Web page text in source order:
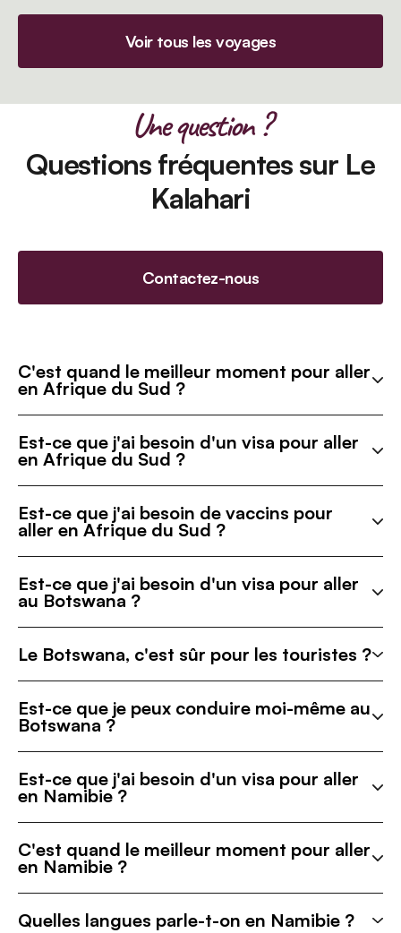
Voir tous les voyages
Une question ?
Questions fréquentes sur Le
Kalahari
Contactez-nous
C'est quand le meilleur moment pour aller
en Afrique du Sud ?
Est-ce que j'ai besoin d'un visa pour aller
en Afrique du Sud ?
Est-ce que j'ai besoin de vaccins pour
aller en Afrique du Sud ?
Est-ce que j'ai besoin d'un visa pour aller
au Botswana ?
Le Botswana, c'est sûr pour les touristes ?
Est-ce que je peux conduire moi-même au
Botswana ?
Est-ce que j'ai besoin d'un visa pour aller
en Namibie ?
C'est quand le meilleur moment pour aller
en Namibie ?
Quelles langues parle-t-on en Namibie ?